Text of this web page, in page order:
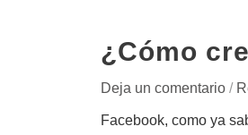
¿Cómo
Deja un comentario /
Facebook, como ya